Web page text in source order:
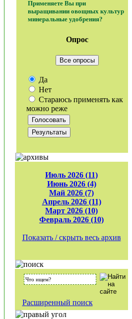
Применяете Вы при
выращивании овощных культур
минеральные удобрения?
Опрос
Все опросы
Да
Нет
Стараюсь применять как
можно реже
Июль 2026 (11)
Июнь 2026 (4)
Май 2026 (7)
Апрель 2026 (11)
Март 2026 (10)
Февраль 2026 (10)
Показать / скрыть весь архив
Расширенный поиск